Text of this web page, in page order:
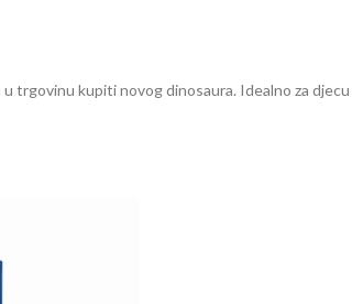
trgovinu kupiti novog dinosaura. Idealno za